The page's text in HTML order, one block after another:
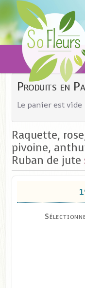
Raquette,
pivoine,
Ruban de jute
Produits en
Le panier est vide